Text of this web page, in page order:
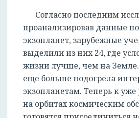
Согласно последним
проанализировав данные
экзопланет, зарубежные
выделили из них 24, где
жизни лучше, чем на Земле.
еще больше подогрела
экзопланетам. Теперь к
на орбитах космическим
РЕГИСТРАЦИЯ